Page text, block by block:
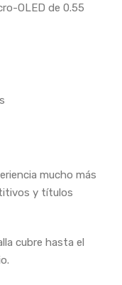
OLED de 0.55
mucho más
y títulos
cubre hasta el